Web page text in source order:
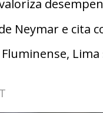
Neymar e cita